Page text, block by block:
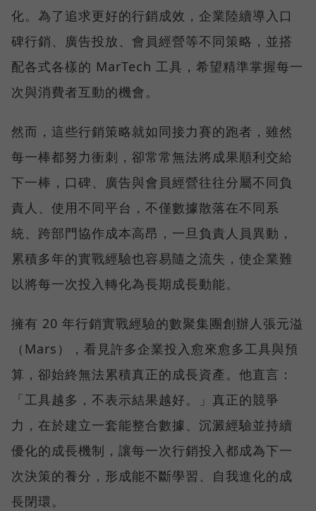
化。為了追求更好的行銷成效，企業陸續導入口
碑行銷、廣告投放、會員經營等不同策略，並搭
配各式各樣的 MarTech 工具，希望精準掌握每一
次與消費者互動的機會。
然而，這些行銷策略就如同接力賽的跑者，雖然
每一棒都努力衝刺，卻常常無法將成果順利交給
下一棒，口碑、廣告與會員經營往往分屬不同負
責人、使用不同平台，不僅數據散落在不同系
統、跨部門協作成本高昂，一旦負責人員異動，
累積多年的實戰經驗也容易隨之流失，使企業難
以將每一次投入轉化為長期成長動能。
擁有 20 年行銷實戰經驗的數聚集團創辦人張元溢
（Mars），看見許多企業投入愈來愈多工具與預
算，卻始終無法累積真正的成長資產。他直言：
「工具越多，不表示結果越好。」真正的競爭
力，在於建立一套能整合數據、沉澱經驗並持續
優化的成長機制，讓每一次行銷投入都成為下一
次決策的養分，形成能不斷學習、自我進化的成
長閉環。